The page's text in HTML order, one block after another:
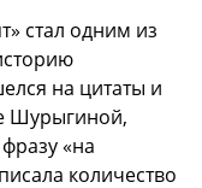
стал одним из
на цитаты и
Шурыгиной,
«на
количество